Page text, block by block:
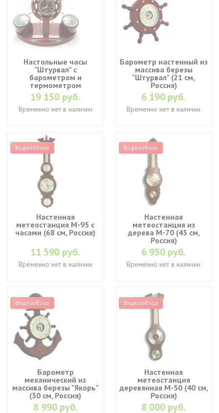
Настольные часы
"Штурвал" с
барометром и
термометром
19 150 руб.
Временно нет в наличии
Барометр настенный из
массива березы
"Штурвал" (21 см,
Россия)
6 190 руб.
Временно нет в наличии
Видеообзор
Настенная
метеостанция М-95 с
часами (68 см, Россия)
11 590 руб.
Временно нет в наличии
Видеообзор
Настенная
метеостанция из
дерева М-70 (45 см,
Россия)
6 950 руб.
Временно нет в наличии
Видеообзор
Барометр
механический из
массива березы "Якорь"
(30 см, Россия)
8 990 руб.
Видеообзор
Настенная
метеостанция
деревянная М-50 (40 см,
Россия)
8 000 руб.